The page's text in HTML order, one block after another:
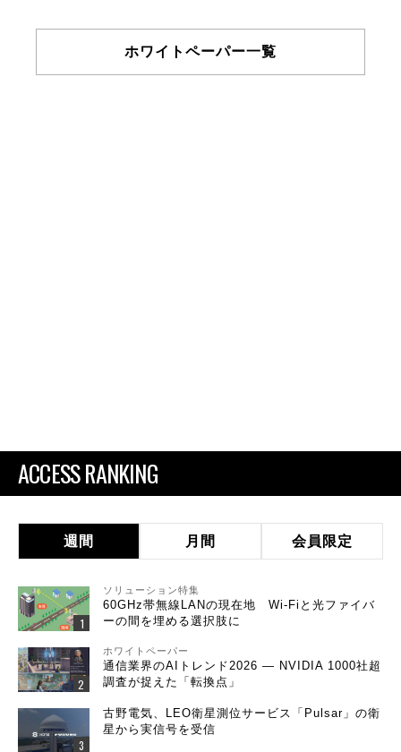
ホワイトペーパー一覧
ACCESS RANKING
週間 月間 会員限定
ソリューション特集
60GHz帯無線LANの現在地 Wi-Fiと光ファイバ
ーの間を埋める選択肢に
ホワイトペーパー
通信業界のAIトレンド2026 ― NVIDIA 1000社超
調査が捉えた「転換点」
古野電気、LEO衛星測位サービス「Pulsar」の衛
星から実信号を受信